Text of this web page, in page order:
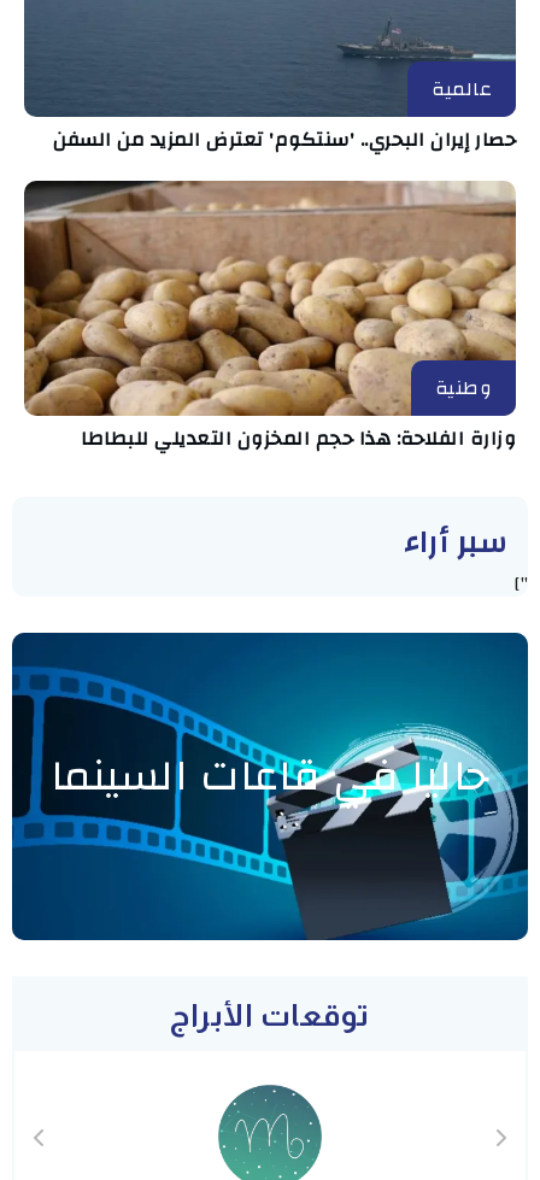
عالمية
حصار إيران البحري.. 'سنتكوم' تعترض المزيد من السفن
وطنية
وزارة الفلاحة: هذا حجم المخزون التعديلي للبطاطا
سبر أراء
"]
حاليا في قاعات السينما
توقعات الأبراج